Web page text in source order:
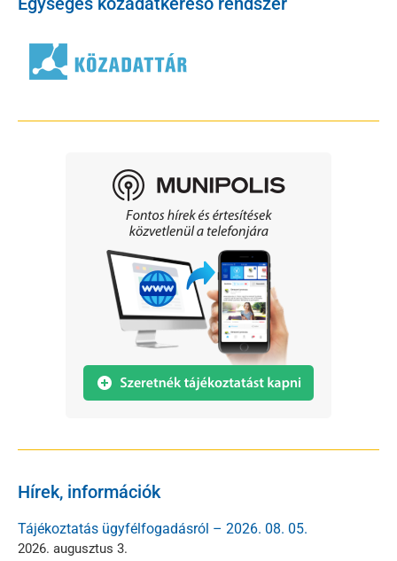
Hírek, információk
Tájékoztatás ügyfélfogadásról – 2026. 08. 05.
2026. augusztus 3.